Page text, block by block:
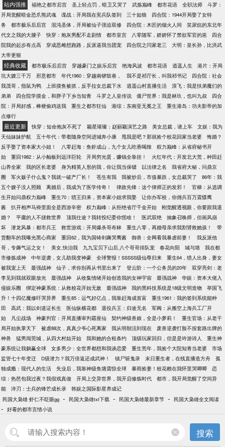
站内强推 福艳之都市后宫 圣上轻点罚，暗卫又哭了 武炼巅峰 都市花语 全职法师
斗罗：
开局觉醒暗金恐爪熊武魂
谍战：开局我在宪兵队签到 三十如狼
四合院：1944开局娶了女特
务
都市极乐后后宫 混沌圣体，开局被仙子强迫双修 四合院：木匠的烟火人间
笑尿炕的东北年
代文之我的大腰子
快穿：炮灰男配不走剧情 都市皇宫 八零随军，娇娇怀了禁欲军官的崽
四合
院我的起步有点高
穿成恶雌想跑路，反派逼我当团宠 四合院之闫家老三
大明：皇长孙，比洪武
大帝更狠
经典收藏 都市极乐后后宫 穿越豪门之娱乐后宫 艳海风波 都市花语 逍遥人生
港片：开局
坑大嫂三千万
邪意都市 年代1960：穿越南锣鼓巷， 我不是祁厅长，叫我祁书记
四合院：社会
我茂哥，指鼠为鸭
上班摸鱼被抓，反手拉女总裁下水 逍遥山村直播生活
浪飞：我是扶弟魔们的
弟弟
四合院学摸金，和胖子下乡当知青 斗罗之人皇传说 僵尸世界：我是林玖，也叫九叔
四合
院：开局好感，棒梗偷鸡送我
重生之都市狂仙 港综：东南亚无冕之王
重生港岛：功夫影帝的加
点修行
最近更新 快穿：短命炮灰不死了 颖星璀璨：赵丽颖演艺之路 美女总裁，请上车
文娱：我为
天仙妹妹护航
五十年代：带着随身空间进城奔小康 甩我是吧？那就捡个校花回家当老婆
悔婚？
反手娶了资本家大小姐！
八零赶海：鱼虾成山，九个女儿吃香喝辣
权力巅峰：从省府秘书开
始
重回1982：从小舢板到远洋巨轮 开局穷光蛋，赚钱全靠挂！
火红年代：开发北大荒，种田赶
山养全家
我的区长老婆 身为精英人形的我，你让我当保镖 以法律之名
我省府大秘，问鼎京
圈
军火贩子什么鬼？我就一破产厂长！ 苍生有我 我被炒后，市值暴跌，女总裁哭了
86年：我
五个嫂子没人照顾
离婚后，我成为了医学传奇！ 律政先锋：这个律师正的发邪！
官梯：从选调
生开始问鼎权力巅峰
重生70：猎王归来，资本家小姐求我娶
让你办军校，你佣兵百万震慑鹰
酱
扒开相声马褂里面全是西游辛密 权力巅峰：从拒绝省厅千金开始
刚觉醒透视眼，你要跟我退
婚？
平庸的人不拯救世界 顶我仕途？我转投纪委你慌啥！ 医武双绝
抽象召唤师，但画风崩
坏
潜龙风暴：都市兵王 救世游戏：开局爆杀哥布林 重生八零，再婚母亲求我割肾救她孩！
带
货翻车的我曝光黑心商家
重回62，我为国铸剑薅哭鹰酱 御兽：全网看我暴虐前妻！
我反派他
哥，专薅气运之女！
美女,快治我 九九宝贝下山后,八个哥哥排队宠 春花向阳 城与墙
我在都
市修炼成神
中年逆袭，女儿助我变神豪 全球警报！SSSSS级仙尊归来
重生64，猎人出身，妻女
被我宠上天
最强战神 仙子，求你别再从书里出来了 登云阶：一个公务员的20年
双穿亮剑：老
李见到我就双眼放光
最强战神 从收集情绪开始创造我的女神宇宙 最强战神
华娱：资本大佬入
侵娱乐圈
绑定神豪系统：从救校花开始无敌 最强战神 我的黑科技系统是18级文明造物
举国飞
升！十四亿魔修吓哭异界
重生85：运气好亿点，我靠赶海成首富
重生1961：我的签到系统能种
田
高武：我以剑道证长生 医仙纵横花都 退役兵王：归途无名
军阀：从搬空上海兵工厂开
始
凡尘战场 神豪判官：开局直播审判霸座仙 契约神级兽娘，全是小萝莉！
重生官场：从老干
局开始执掌天下
被虐88次，真真少爷心死离家 我从明朝活到现在
废兽逆袭打脸不按套路出牌的
神兽
猛男闯莞城，从四大村姑开始 我和她的合租条约 顶级玩家回归，但是是吟游诗人
重生神
豪系统让我躺赢全球
女多男少：全世界都想和我谈恋爱 重生荒年，我捡个大院知青当老婆
市场
监管七十年变迁
D级潜力？我万倍返还成武神！ 镇尸斩鬼录 末日重生者，在线直播造方舟
孤
独成瘾：现代人的生活
失业后，我靠神级鱼塘震惊全球 暴雨捡妻！校花赖在我怀里哭唧唧
恋
综：热芭包我过夜？我假戏真做
开局上交异世界，我开启修炼时代
都市，我开局觉醒了空间异
能
淬刃：士兵的锋芒成长录
韩娱之国际影星养成记
民国大枭雄 虾仁不眨眼gg - 民国大枭雄txt下载 - 民国大枭雄最新章节 - 民国大枭雄全文阅读
- 好看的都市言情小说
搜索